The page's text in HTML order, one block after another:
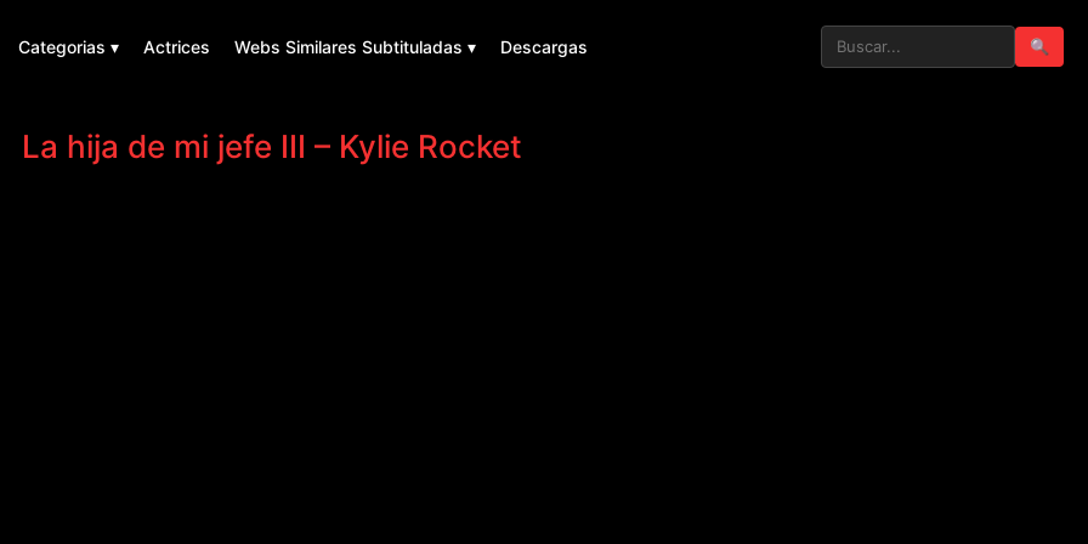
Categorias ▾ Actrices Webs Similares Subtituladas ▾ Descargas 🔍
La hija de mi jefe III – Kylie Rocket